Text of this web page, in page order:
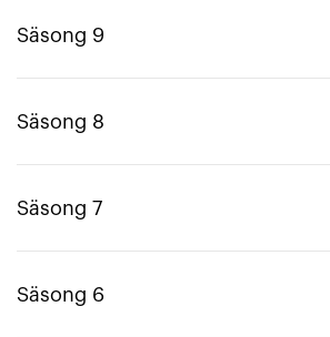
Säsong 9
Säsong 8
Säsong 7
Säsong 6